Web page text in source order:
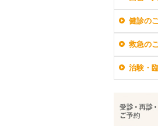
健診の
救急の
治験・